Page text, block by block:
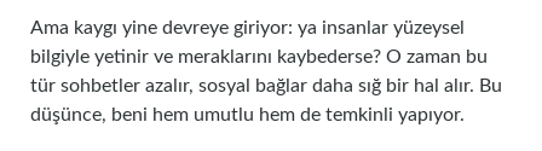
Ama kaygı yine devreye giriyor: ya insanlar yüzeysel
bilgiyle yetinir ve meraklarını kaybederse? O zaman bu
tür sohbetler azalır, sosyal bağlar daha sığ bir hal alır. Bu
düşünce, beni hem umutlu hem de temkinli yapıyor.